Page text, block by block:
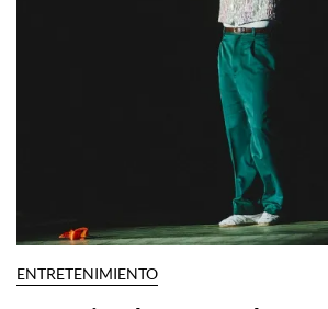
ENTRETENIMIENTO